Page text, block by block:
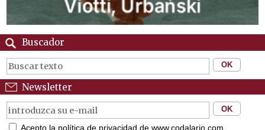
Buscador
Newsletter
Acepto la política de privacidad de www.codalario.com